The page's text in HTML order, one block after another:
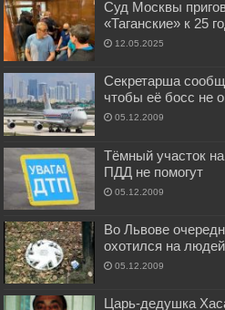
Суд Москвы
«Таганские» к 25
12.05.2025
Секретарша
чтобы её босс не
05.12.2009
Тёмный участок
ПДД не помогут
05.12.2009
Во Львове
охотился на
05.12.2009
Царь-дедушка